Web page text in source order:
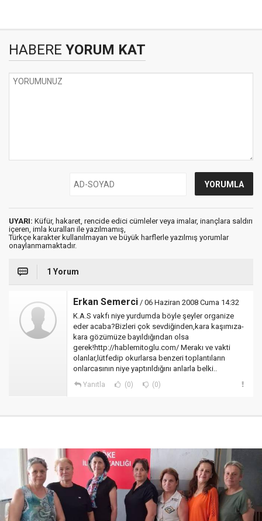
HABERE YORUM KAT
UYARI: Küfür, hakaret, rencide edici cümleler veya imalar, inançlara saldırı
içeren, imla kuralları ile yazılmamış,
Türkçe karakter kullanılmayan ve büyük harflerle yazılmış yorumlar
onaylanmamaktadır.
1 Yorum
Erkan Semerci / 06 Haziran 2008 Cuma 14:32
K.A.S vakfı niye yurdumda böyle şeyler organize
eder acaba?Bizleri çok sevdiğinden,kara kaşımıza-
kara gözümüze bayıldığından olsa
gerek!http://hablemitoglu.com/ Merakı ve vakti
olanlar,lütfedip okurlarsa benzeri toplantıların
onlarcasının niye yaptırıldığını anlarla belki..
Yanıtla (0) (0)